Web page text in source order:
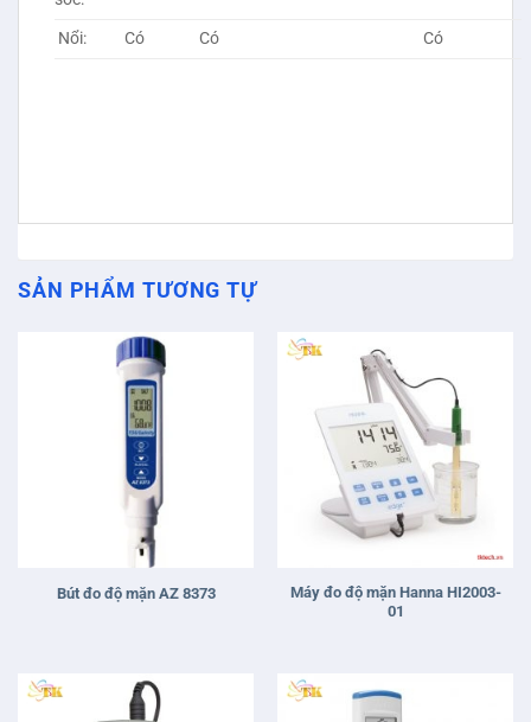
Nổi: Có Có Có
SẢN PHẨM TƯƠNG TỰ
Bút đo độ mặn AZ 8373
Máy đo độ mặn Hanna HI2003-
01